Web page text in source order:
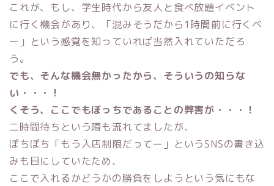
これが、もし、学生時代から友人と食べ放題イベント
に行く機会があり、「混みそうだから1時間前に行くベ
ー」という感覚を知っていれば当然入れていただろ
う。
でも、そんな機会無かったから、そういうの知らな
い・・・！
くそう、ここでもぼっちであることの弊害が・・・！
二時間待ちという噂も流れてましたが、
ぽちぽち「もう入店制限だってー」というSNSの書き込
みも目にしていたため、
ここで入れるかどうかの勝負をしようという気にもな